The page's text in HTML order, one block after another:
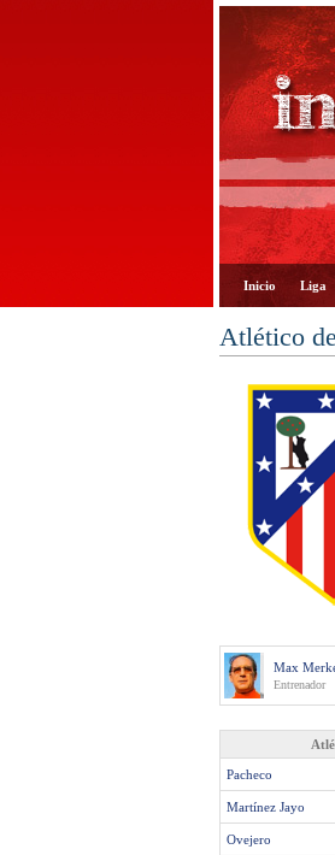
Inicio Liga
Atlético
Max
Entrenador
Pacheco
Martínez Jayo
Ovejero